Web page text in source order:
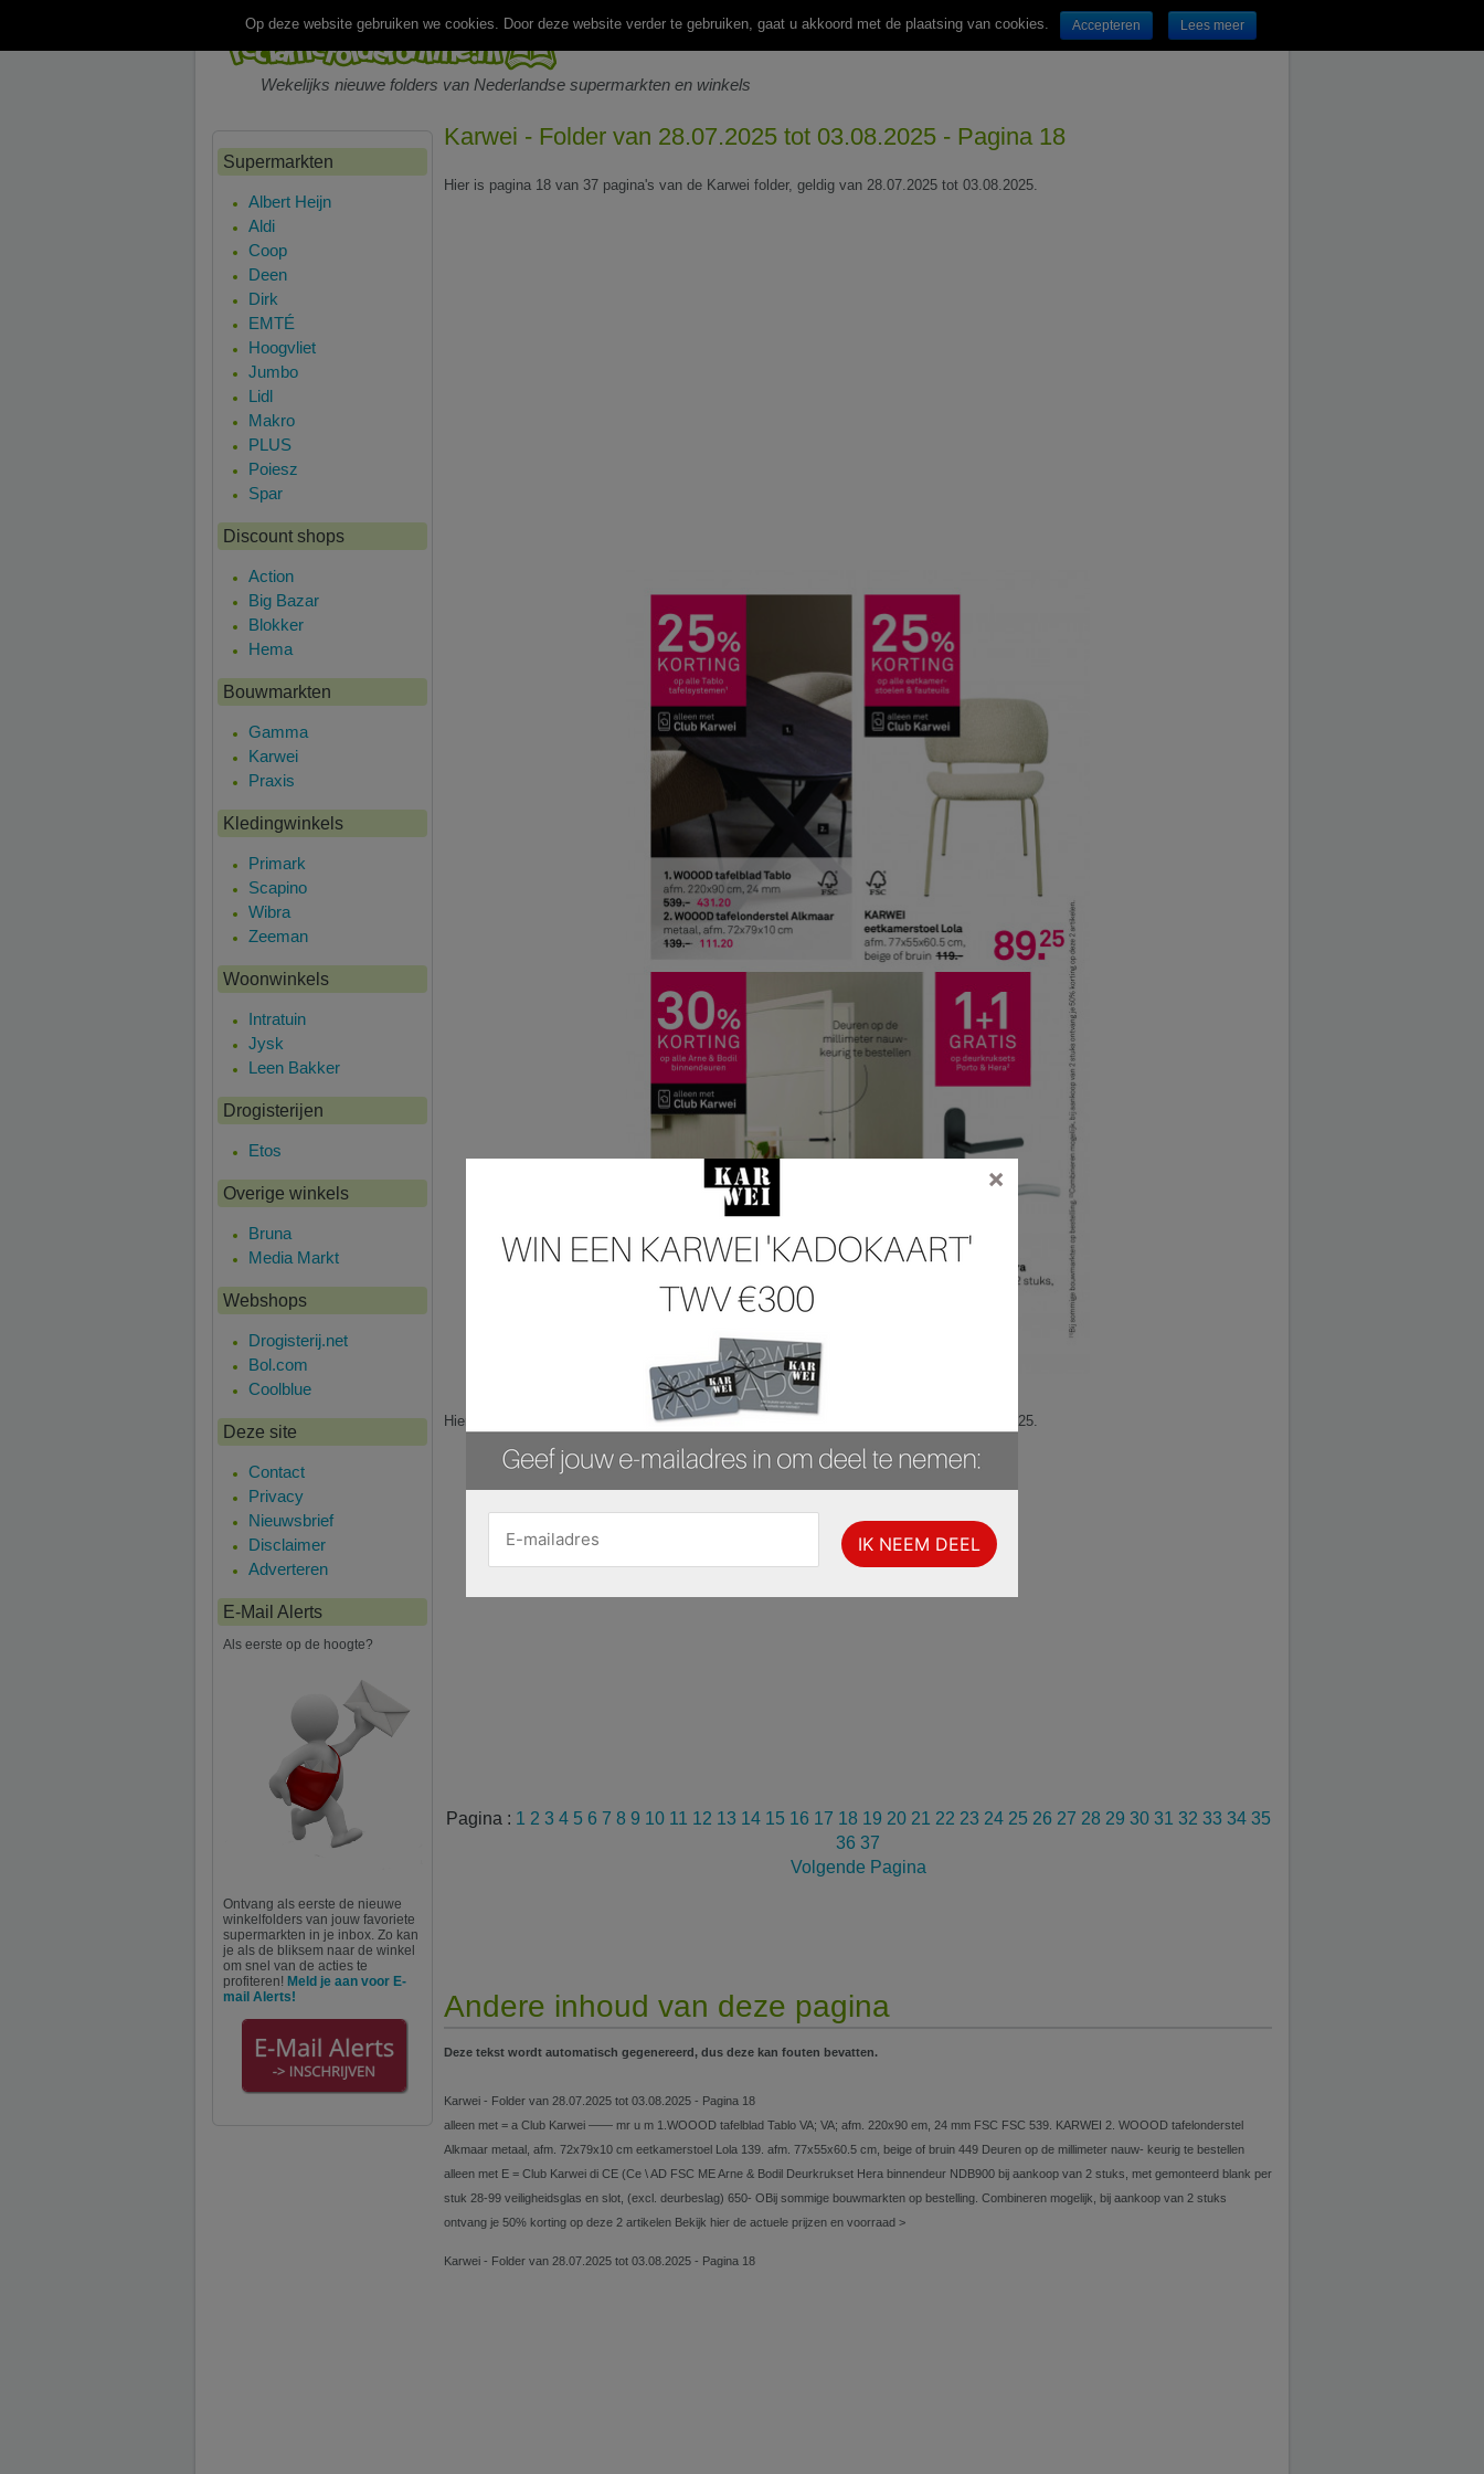
Wekelijks nieuwe folders van Nederlandse supermarkten en winkels
Karwei - Folder van 28.07.2025 tot 03.08.2025 - Pagina 18
Hier is pagina 18 van 37 pagina's van de Karwei folder, geldig van 28.07.2025 tot 03.08.2025.
Hier is pagina 18 van 37 pagina's van de Karwei folder, geldig van 28.07.2025 tot 03.08.2025.
Pagina : 1 2 3 4 5 6 7 8 9 10 11 12 13 14 15 16 17 18 19 20 21 22 23 24 25 26 27 28 29 30 31 32 33 34 35
36 37
Volgende Pagina
Andere inhoud van deze pagina
Deze tekst wordt automatisch gegenereerd, dus deze kan fouten bevatten.
Karwei - Folder van 28.07.2025 tot 03.08.2025 - Pagina 18
alleen met = a Club Karwei —— mr u m 1.WOOOD tafelblad Tablo VA; VA; afm. 220x90 em, 24 mm FSC FSC 539. KARWEI 2. WOOOD tafelonderstel
Alkmaar metaal, afm. 72x79x10 cm eetkamerstoel Lola 139. afm. 77x55x60.5 cm, beige of bruin 449 Deuren op de millimeter nauw- keurig te bestellen
alleen met E = Club Karwei di CE (Ce \ AD FSC ME Arne & Bodil Deurkrukset Hera binnendeur NDB900 bij aankoop van 2 stuks, met gemonteerd blank per
stuk 28-99 veiligheidsglas en slot, (excl. deurbeslag) 650- OBij sommige bouwmarkten op bestelling. Combineren mogelijk, bij aankoop van 2 stuks
ontvang je 50% korting op deze 2 artikelen Bekijk hier de actuele prijzen en voorraad >
Karwei - Folder van 28.07.2025 tot 03.08.2025 - Pagina 18
Supermarkten
Albert Heijn
Aldi
Coop
Deen
Dirk
EMTÉ
Hoogvliet
Jumbo
Lidl
Makro
PLUS
Poiesz
Spar
Discount shops
Action
Big Bazar
Blokker
Hema
Bouwmarkten
Gamma
Karwei
Praxis
Kledingwinkels
Primark
Scapino
Wibra
Zeeman
Woonwinkels
Intratuin
Jysk
Leen Bakker
Drogisterijen
Etos
Overige winkels
Bruna
Media Markt
Webshops
Drogisterij.net
Bol.com
Coolblue
Deze site
Contact
Privacy
Nieuwsbrief
Disclaimer
Adverteren
E-Mail Alerts
Als eerste op de hoogte?
Ontvang als eerste de nieuwe
winkelfolders van jouw favoriete
supermarkten in je inbox. Zo kan
je als de bliksem naar de winkel
om snel van de acties te
profiteren! Meld je aan voor E-
mail Alerts!
Op deze website gebruiken we cookies. Door deze website verder te gebruiken, gaat u akkoord met de plaatsing van cookies. Accepteren Lees meer
×